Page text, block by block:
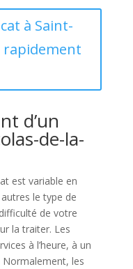
à Saint-
rapidement
d’un
de-la-
est variable en
le type de
de votre
la traiter. Les
à l’heure, à un
les